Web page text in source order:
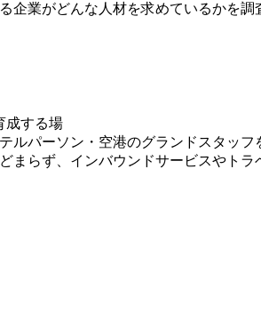
企業がどんな人材を求めているかを調
成する場
ルパーソン・空港のグランドスタッ
まらず、インバウンドサービスやト